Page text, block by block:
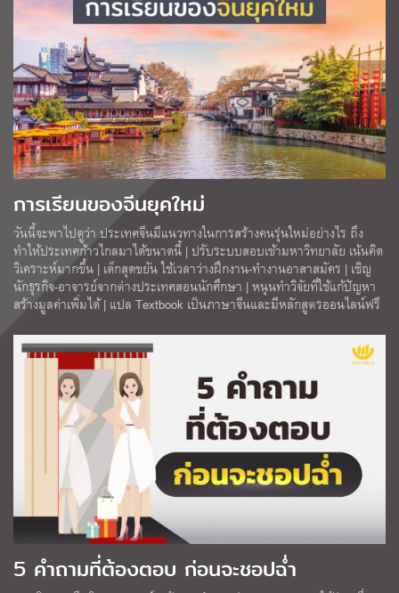
การเรียนของจีนยุคใหม่
วันนี้จะพาไปดูว่า ประเทศจีนมีแนวทางในการสร้างคนรุ่นใหม่อย่างไร ถึง
ทำให้ประเทศก้าวไกลมาได้ขนาดนี้ | ปรับระบบสอบเข้ามหาวิทยาลัย เน้นคิด
วิเคราะห์มากขึ้น | เด็กสุดขยัน ใช้เวลาว่างฝึกงาน-ทำงานอาสาสมัคร | เชิญ
นักธุรกิจ-อาจารย์จากต่างประเทศสอนนักศึกษา | หนุนทำวิจัยที่ใช้แก้ปัญหา
สร้างมูลค่าเพิ่มได้ | แปล Textbook เป็นภาษาจีนและมีหลักสูตรออนไลน์ฟรี
5 คำถามที่ต้องตอบ ก่อนจะชอปฉ่ำ